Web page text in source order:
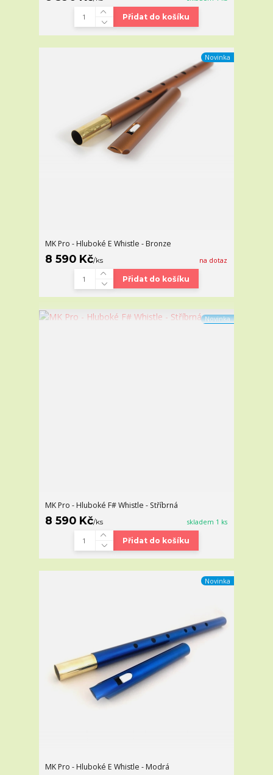
Přidat do košíku
Novinka
MK Pro - Hluboké E Whistle - Bronze
8 590 Kč/ks na dotaz
Přidat do košíku
Novinka
MK Pro - Hluboké F# Whistle - Stříbrná
8 590 Kč/ks skladem 1 ks
Přidat do košíku
Novinka
MK Pro - Hluboké E Whistle - Modrá